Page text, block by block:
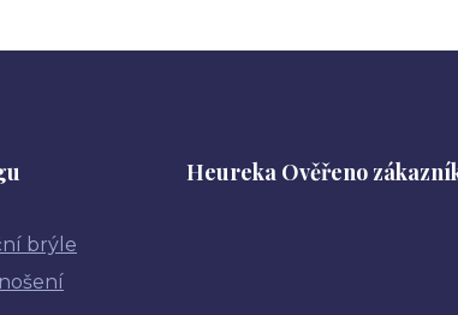
brýle
Heureka Ověřeno